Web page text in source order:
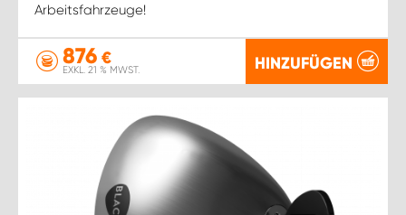
Arbeitsfahrzeuge!
876 €
EXKL. 21 % MWST. HINZUFÜGEN